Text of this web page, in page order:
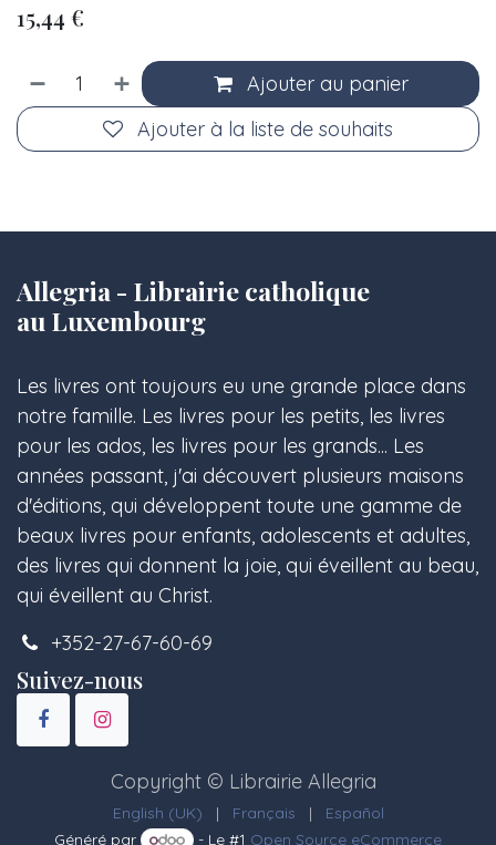
15,44 €
Ajouter au panier
Ajouter à la liste de souhaits
Allegria - Librairie catholique
au Luxembourg
Les livres ont toujours eu une grande place dans
notre famille. Les livres pour les petits, les livres
pour les ados, les livres pour les grands... Les
années passant, j'ai découvert plusieurs maisons
d'éditions, qui développent toute une gamme de
beaux livres pour enfants, adolescents et adultes,
des livres qui donnent la joie, qui éveillent au beau,
qui éveillent au Christ.
+352-27-67-60-69
Suivez-nous
Copyright © Librairie Allegria
English (UK) | Français |
Español
Généré par
- Le #1 Open Source eCommerce